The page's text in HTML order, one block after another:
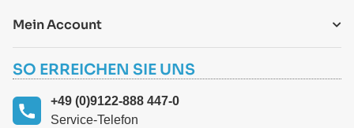
Mein Account
SO ERREICHEN SIE UNS
+49 (0)9122-888 447-0
Service-Telefon